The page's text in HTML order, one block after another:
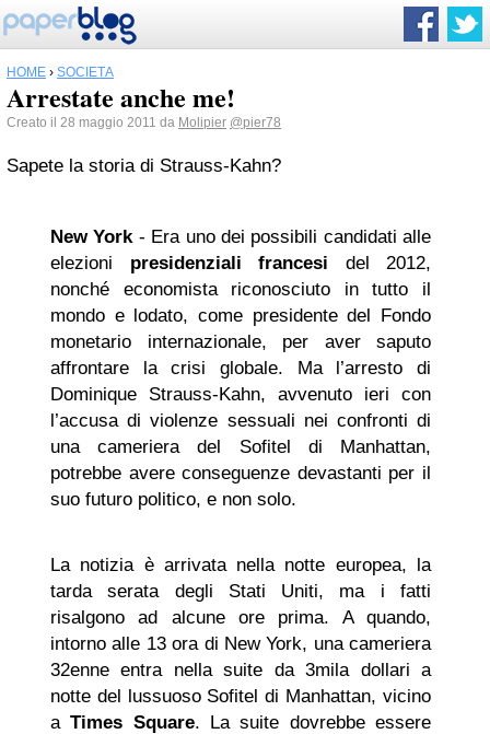
HOME › SOCIETÀ
Arrestate anche me!
Creato il 28 maggio 2011 da Molipier @pier78
Sapete la storia di Strauss-Kahn?
New York- Era uno dei possibili candidati alle
elezioni presidenziali francesi del 2012,
nonché economista riconosciuto in tutto il
mondo e lodato, come presidente del Fondo
monetario internazionale, per aver saputo
affrontare la crisi globale. Ma l’arresto di
Dominique Strauss-Kahn, avvenuto ieri con
l’accusa di violenze sessuali nei confronti di
una cameriera del Sofitel di Manhattan,
potrebbe avere conseguenze devastanti per il
suo futuro politico, e non solo.
La notizia è arrivata nella notte europea, la
tarda serata degli Stati Uniti, ma i fatti
risalgono ad alcune ore prima. A quando,
intorno alle 13 ora di New York, una cameriera
32enne entra nella suite da 3mila dollari a
notte del lussuoso Sofitel di Manhattan, vicino
aTimes Square. La suite dovrebbe essere